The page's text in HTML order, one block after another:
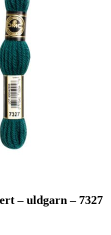
– uldgarn – 7327